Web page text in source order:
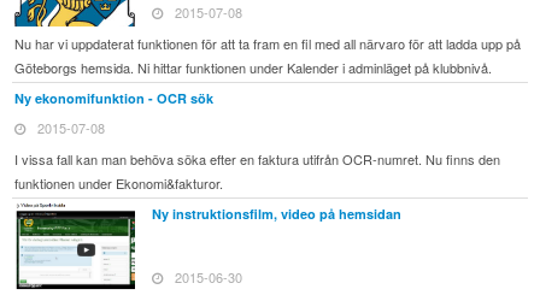
2015-07-08
Nu har vi uppdaterat funktionen för att ta fram en fil med all närvaro för att ladda upp på
Göteborgs hemsida. Ni hittar funktionen under Kalender i adminläget på klubbnivå.
Ny ekonomifunktion - OCR sök
2015-07-08
I vissa fall kan man behöva söka efter en faktura utifrån OCR-numret. Nu finns den
funktionen under Ekonomi&fakturor.
Ny instruktionsfilm, video på hemsidan
2015-06-30